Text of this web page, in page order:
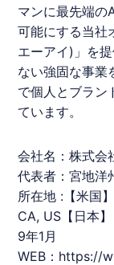
マンに最先端の
可能にする当社
エーアイ)」を
ない強固な事業
で個人とブラン
ています。
会社名：株式会
代表者：宮地洋
所在地 :【米国
CA, US【日本
9年1月
WEB： https://